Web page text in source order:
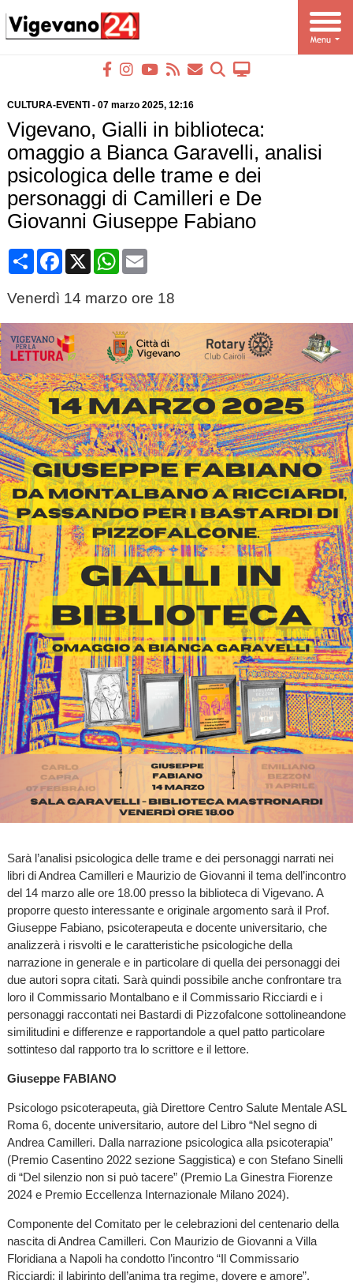
CULTURA-EVENTI - 07 marzo 2025, 12:16
Vigevano, Gialli in biblioteca:
omaggio a Bianca Garavelli, analisi
psicologica delle trame e dei
personaggi di Camilleri e De
Giovanni Giuseppe Fabiano
CondividiFacebook
X WhatsApp
Email
Venerdì 14 marzo ore 18
Sarà l’analisi psicologica delle trame e dei personaggi narrati nei
libri di Andrea Camilleri e Maurizio de Giovanni il tema dell’incontro
del 14 marzo alle ore 18.00 presso la biblioteca di Vigevano. A
proporre questo interessante e originale argomento sarà il Prof.
Giuseppe Fabiano, psicoterapeuta e docente universitario, che
analizzerà i risvolti e le caratteristiche psicologiche della
narrazione in generale e in particolare di quella dei personaggi dei
due autori sopra citati. Sarà quindi possibile anche confrontare tra
loro il Commissario Montalbano e il Commissario Ricciardi e i
personaggi raccontati nei Bastardi di Pizzofalcone sottolineandone
similitudini e differenze e rapportandole a quel patto particolare
sottinteso dal rapporto tra lo scrittore e il lettore.
Giuseppe FABIANO
Psicologo psicoterapeuta, già Direttore Centro Salute Mentale ASL
Roma 6, docente universitario, autore del Libro “Nel segno di
Andrea Camilleri. Dalla narrazione psicologica alla psicoterapia”
(Premio Casentino 2022 sezione Saggistica) e con Stefano Sinelli
di “Del silenzio non si può tacere” (Premio La Ginestra Fiorenze
2024 e Premio Eccellenza Internazionale Milano 2024).
Componente del Comitato per le celebrazioni del centenario della
nascita di Andrea Camilleri. Con Maurizio de Giovanni a Villa
Floridiana a Napoli ha condotto l’incontro “Il Commissario
Ricciardi: il labirinto dell’anima tra regime, dovere e amore”.